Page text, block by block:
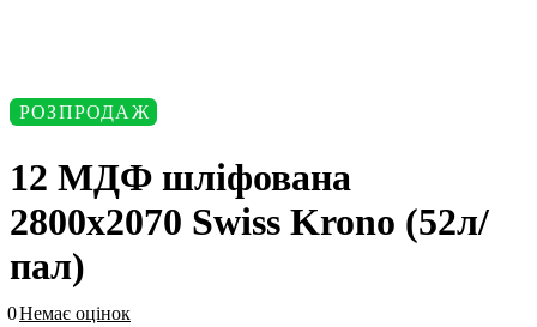
РОЗПРОДАЖ
12 МДФ шліфована
2800х2070 Swiss Krono (52л/
пал)
0Немає оцінок